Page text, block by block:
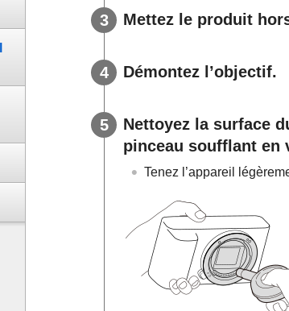
Mettez le produit
Démontez l’objectif.
Nettoyez la surface
pinceau soufflant en
Tenez l’appareil